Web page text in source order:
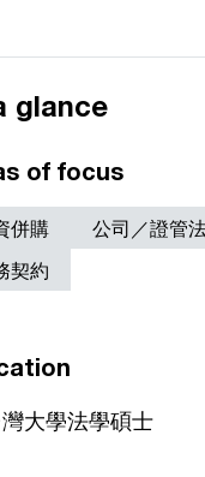
glance
of focus
併購 公司／證管
契約
大學法學碩士